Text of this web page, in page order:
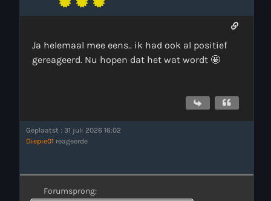
Ja helemaal mee eens.. ik had ook al positief
gereageerd. Nu hopen dat het wat wordt 🤩
Geplaatst : 31 juli 2026 16:02
Diepie01 reageerde
Forumsprong: